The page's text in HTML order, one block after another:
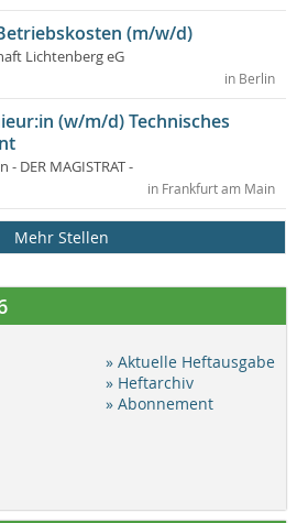
(m/w/d)
Lichtenberg eG
in Berlin
(w/m/d) Technisches
DER MAGISTRAT -
in Frankfurt am Main
Mehr Stellen
» Aktuelle Heftausgabe
» Heftarchiv
» Abonnement